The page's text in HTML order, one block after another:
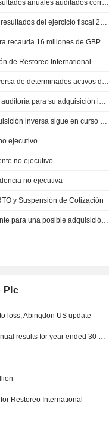
Zenova Group retrasa la publicación de sus resultados anuales auditados correspondientes al ejercicio cerrado el 30 de noviembre de 2025
Zenova Group advierte sobre el retraso en sus resultados del ejercicio fiscal 2025
recauda 16 millones de GBP
de Restoreo International
Zenova confirma sus planes de adquisición inversa de determinados activos de propiedad intelectual y tecnología
Zenova Group completará la mayor parte de la auditoría para su adquisición inversa en mayo
Zenova Group afirma que la propuesta de adquisición inversa sigue en curso y progresa adecuadamente
ejecutivo
no ejecutivo
no ejecutiva
y Suspensión de Cotización
Zenova firma un acuerdo preliminar no vinculante para una posible adquisición inversa
Plc
loss; Abingdon US update
Restoreo International